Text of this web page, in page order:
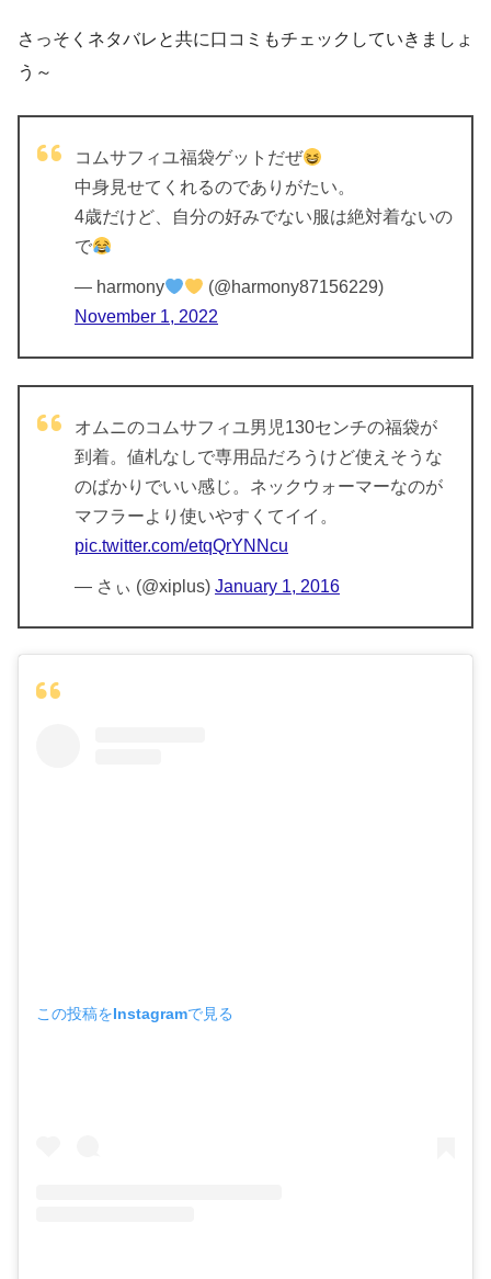
ブルゾン
パンツト
ソックス
キュロット
ソックス
さっそくネタバレと共に口コミもチェックしていきましょ
う～
コムサフィユ福袋ゲットだぜ
中身見せてくれるのでありがたい。
4歳だけど、自分の好みでない服は絶対着ないの
で
— harmony
(@harmony87156229)
November 1, 2022
オムニのコムサフィユ男児130センチの福袋が
到着。値札なしで専用品だろうけど使えそうな
のばかりでいい感じ。ネックウォーマーなのが
マフラーより使いやすくてイイ。
pic.twitter.com/etqQrYNNcu
— さぃ (@xiplus) January 1, 2016
この投稿をInstagramで見る